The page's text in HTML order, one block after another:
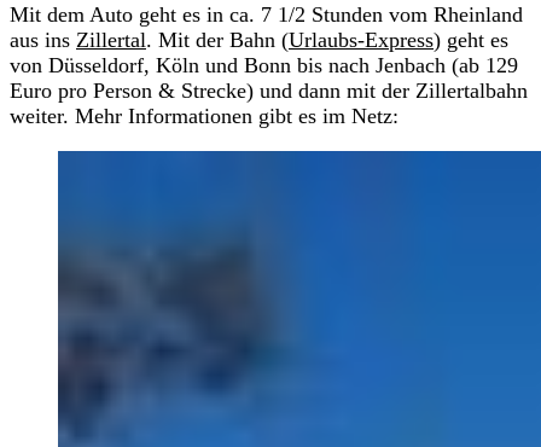
Mit dem Auto geht es in ca. 7 1/2 Stunden vom Rheinland
aus ins Zillertal. Mit der Bahn (Urlaubs-Express) geht es
von Düsseldorf, Köln und Bonn bis nach Jenbach (ab 129
Euro pro Person & Strecke) und dann mit der Zillertalbahn
weiter. Mehr Informationen gibt es im Netz: